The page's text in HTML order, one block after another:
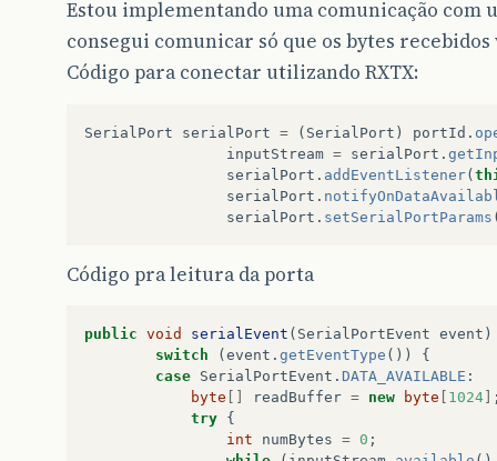
Estou implementando uma comunicação com
consegui comunicar só que os bytes recebidos
Código para conectar utilizando RXTX:
SerialPort serialPort = ( SerialPort ) portId .
inputStream = serialPort .
serialPort . addEventListener(
serialPort .
serialPort . setSerialPortParams
Código pra leitura da porta
public void serialEvent ( SerialPortEvent event )
switch
( event . getEventType ())
{
case SerialPortEvent . DATA_AVAILABLE :
byte
readBuffer = new byte 1024
try {
int
numBytes = 0 ;